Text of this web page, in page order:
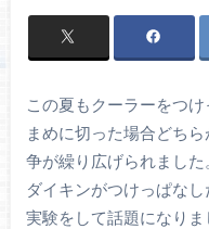
この夏もクーラーをつ
まめに切った場合どち
争が繰り広げられまし
ダイキンがつけっぱな
実験をして話題になりま